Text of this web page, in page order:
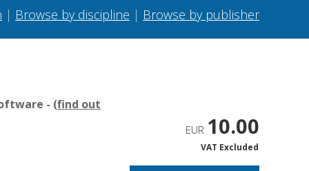
| Browse by discipline | Browse by publisher
- (find out
EUR 10.00
VAT Excluded